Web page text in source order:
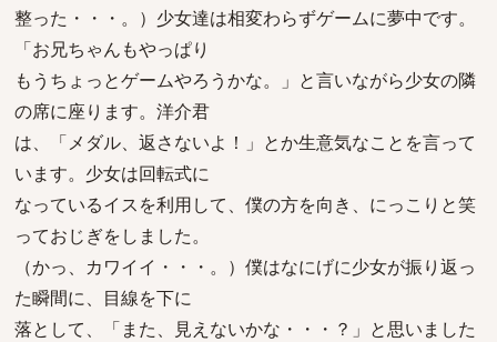
整った・・・。）少女達は相変わらずゲームに夢中です。
「お兄ちゃんもやっぱり
もうちょっとゲームやろうかな。」と言いながら少女の隣
の席に座ります。洋介君
は、「メダル、返さないよ！」とか生意気なことを言って
います。少女は回転式に
なっているイスを利用して、僕の方を向き、にっこりと笑
っておじぎをしました。
（かっ、カワイイ・・・。）僕はなにげに少女が振り返っ
た瞬間に、目線を下に
落として、「また、見えないかな・・・？」と思いました